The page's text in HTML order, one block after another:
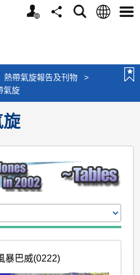
個
分
搜
語
選
熱帶氣旋報告及刊物
>
氣旋
旋
暴巴威(0222)